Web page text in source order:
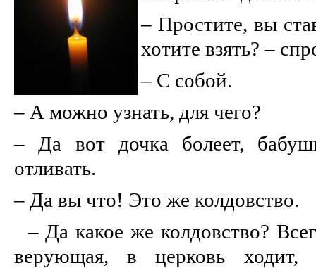
– Простите, вы
хотите взять? –
– С собой.
– А можно узнать, для чего?
– Да вот дочка болеет,
отливать.
– Да вы что! Это же колдовство.
– Да какое же колдовство?
верующая, в церковь ходит,